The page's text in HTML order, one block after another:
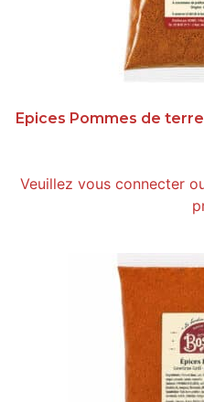
Epices Pommes de
Veuillez vous connecter